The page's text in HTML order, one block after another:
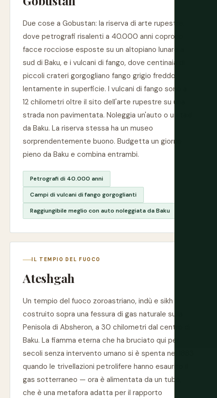
Due cose a Gobustan: la riserva di arte rupestre,
dove petrografi risalenti a 40.000 anni coprono
facce rocciose esposte su un altopiano lunare a
sud di Baku, e i vulcani di fango, dove centinaia di
piccoli crateri gorgogliano fango grigio freddo
lentamente in superficie. I vulcani di fango sono a
12 chilometri oltre il sito dell'arte rupestre su una
strada non pavimentata. Noleggia un'auto o un taxi
da Baku. La riserva stessa ha un museo
sorprendentemente buono. Budgetta un giorno
pieno da Baku e combina entrambi.
Petrografi di 40.000 anni
Campi di vulcani di fango gorgoglianti
Raggiungibile meglio con auto noleggiata da Baku
IL TEMPIO DEL FUOCO
Ateshgah
Un tempio del fuoco zoroastriano, indù e sikh
costruito sopra una fessura di gas naturale sulla
Penisola di Absheron, a 30 chilometri dal centro di
Baku. La fiamma eterna che ha bruciato qui per
secoli senza intervento umano si è spenta nel 1883
quando le trivellazioni petrolifere hanno esaurito il
gas sotterraneo — ora è alimentata da un tubo,
che è una metafora adatta per il rapporto